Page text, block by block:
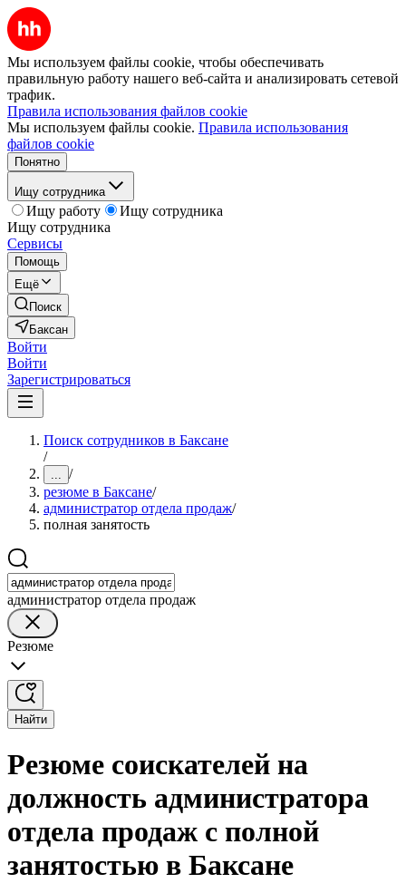
Мы используем файлы cookie, чтобы обеспечивать
правильную работу нашего веб-сайта и анализировать сетевой
трафик.
Правила использования файлов cookie
Мы используем файлы cookie. Правила использования
файлов cookie
Понятно
Ищу сотрудника
Ищу работу
Ищу сотрудника
Ищу сотрудника
Сервисы
Помощь
Ещё
Поиск
Баксан
Войти
Войти
Зарегистрироваться
Поиск сотрудников в Баксане
/
... /
резюме в Баксане/
администратор отдела продаж/
полная занятость
администратор отдела продаж
Резюме
Найти
Резюме соискателей на
должность администратора
отдела продаж с полной
занятостью в Баксане